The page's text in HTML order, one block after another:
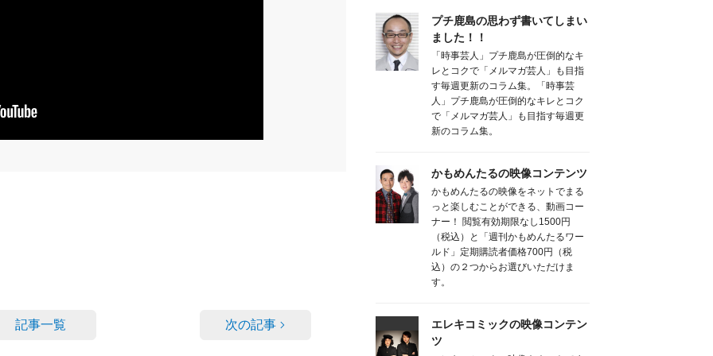
記事一覧 次の記事
プチ鹿島の思わず書いてしまい
ました！！
「時事芸人」プチ鹿島が圧倒的なキ
レとコクで「メルマガ芸人」も目指
す毎週更新のコラム集。「時事芸
人」プチ鹿島が圧倒的なキレとコク
で「メルマガ芸人」も目指す毎週更
新のコラム集。
かもめんたるの映像コンテンツ
かもめんたるの映像をネットでまる
っと楽しむことができる、動画コー
ナー！ 閲覧有効期限なし1500円
（税込）と「週刊かもめんたるワー
ルド」定期購読者価格700円（税
込）の２つからお選びいただけま
す。
エレキコミックの映像コンテン
ツ